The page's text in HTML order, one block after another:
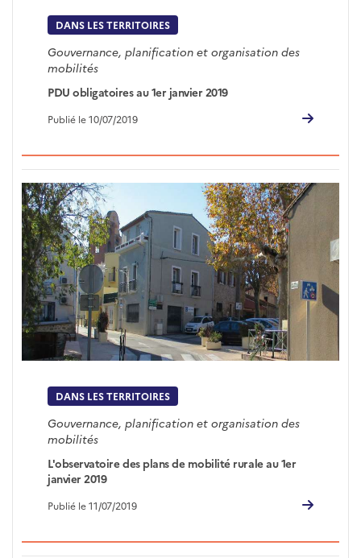
DANS LES TERRITOIRES
Gouvernance, planification et organisation des
mobilités
PDU obligatoires au 1er janvier 2019
Publié le 10/07/2019
DANS LES TERRITOIRES
Gouvernance, planification et organisation des
mobilités
L'observatoire des plans de mobilité rurale au 1er
janvier 2019
Publié le 11/07/2019